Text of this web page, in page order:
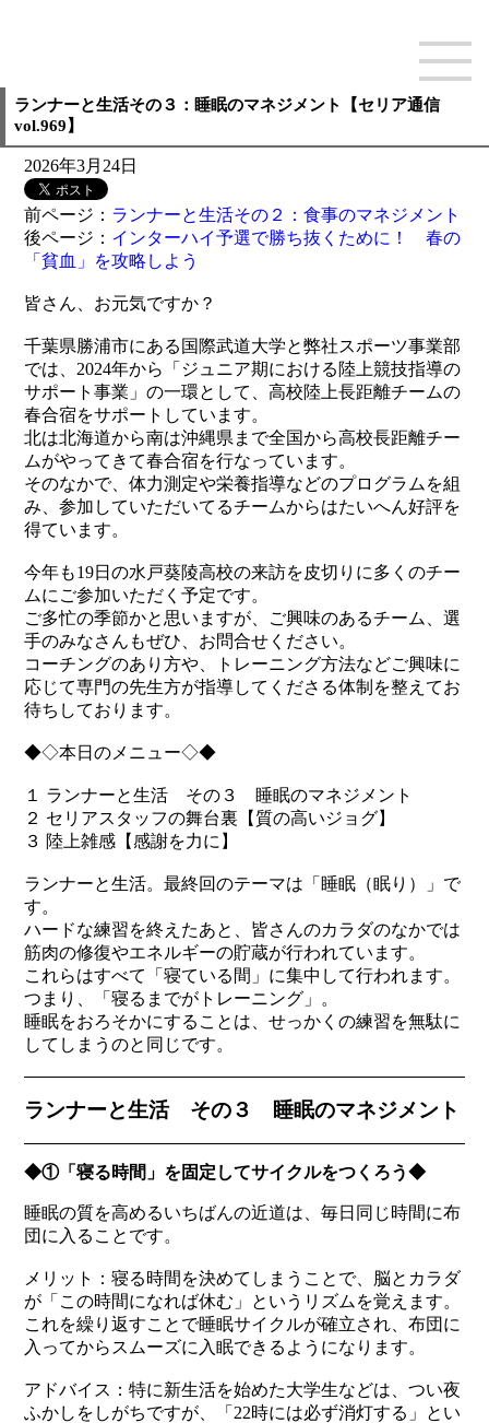
ランナーと生活その３：睡眠のマネジメント【セリア通信
vol.969】
2026年3月24日
前ページ： ランナーと生活その２：食事のマネジメント
後ページ： インターハイ予選で勝ち抜くために！ 春の
「貧血」を攻略しよう
皆さん、お元気ですか？
千葉県勝浦市にある国際武道大学と弊社スポーツ事業部
では、2024年から「ジュニア期における陸上競技指導の
サポート事業」の一環として、高校陸上長距離チームの
春合宿をサポートしています。
北は北海道から南は沖縄県まで全国から高校長距離チー
ムがやってきて春合宿を行なっています。
そのなかで、体力測定や栄養指導などのプログラムを組
み、参加していただいてるチームからはたいへん好評を
得ています。
今年も19日の水戸葵陵高校の来訪を皮切りに多くのチー
ムにご参加いただく予定です。
ご多忙の季節かと思いますが、ご興味のあるチーム、選
手のみなさんもぜひ、お問合せください。
コーチングのあり方や、トレーニング方法などご興味に
応じて専門の先生方が指導してくださる体制を整えてお
待ちしております。
◆◇本日のメニュー◇◆
１ ランナーと生活 その３ 睡眠のマネジメント
２ セリアスタッフの舞台裏【質の高いジョグ】
３ 陸上雑感【感謝を力に】
ランナーと生活。最終回のテーマは「睡眠（眠り）」で
す。
ハードな練習を終えたあと、皆さんのカラダのなかでは
筋肉の修復やエネルギーの貯蔵が行われています。
これらはすべて「寝ている間」に集中して行われます。
つまり、「寝るまでがトレーニング」。
睡眠をおろそかにすることは、せっかくの練習を無駄に
してしまうのと同じです。
ランナーと生活 その３ 睡眠のマネジメント
◆①「寝る時間」を固定してサイクルをつくろう◆
睡眠の質を高めるいちばんの近道は、毎日同じ時間に布
団に入ることです。
メリット：寝る時間を決めてしまうことで、脳とカラダ
が「この時間になれば休む」というリズムを覚えます。
これを繰り返すことで睡眠サイクルが確立され、布団に
入ってからスムーズに入眠できるようになります。
アドバイス：特に新生活を始めた大学生などは、つい夜
ふかしをしがちですが、「22時には必ず消灯する」とい